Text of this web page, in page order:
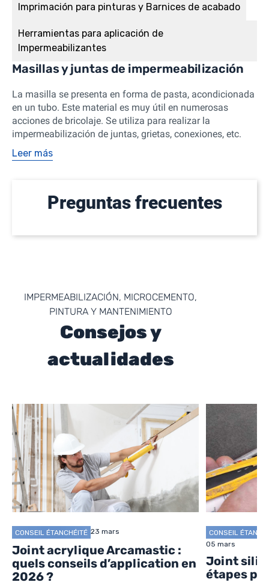
Imprimación para pinturas y Barnices de acabado
Herramientas para aplicación de
Impermeabilizantes
Masillas y juntas de impermeabilización
La masilla se presenta en forma de pasta, acondicionada
en un tubo. Este material es muy útil en numerosas
acciones de bricolaje. Se utiliza para realizar la
impermeabilización de juntas, grietas, conexiones, etc.
Leer más
Preguntas frecuentes
IMPERMEABILIZACIÓN, MICROCEMENTO,
PINTURA Y MANTENIMIENTO
Consejos y
actualidades
CONSEIL ÉTANCHÉITÉ 23 mars
Joint acrylique Arcamastic :
quels conseils d’application en
2026 ?
CONSEIL
05 mars
Joint
étapes